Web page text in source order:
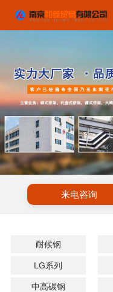
来电咨询
耐候钢
LG系列
中高碳钢